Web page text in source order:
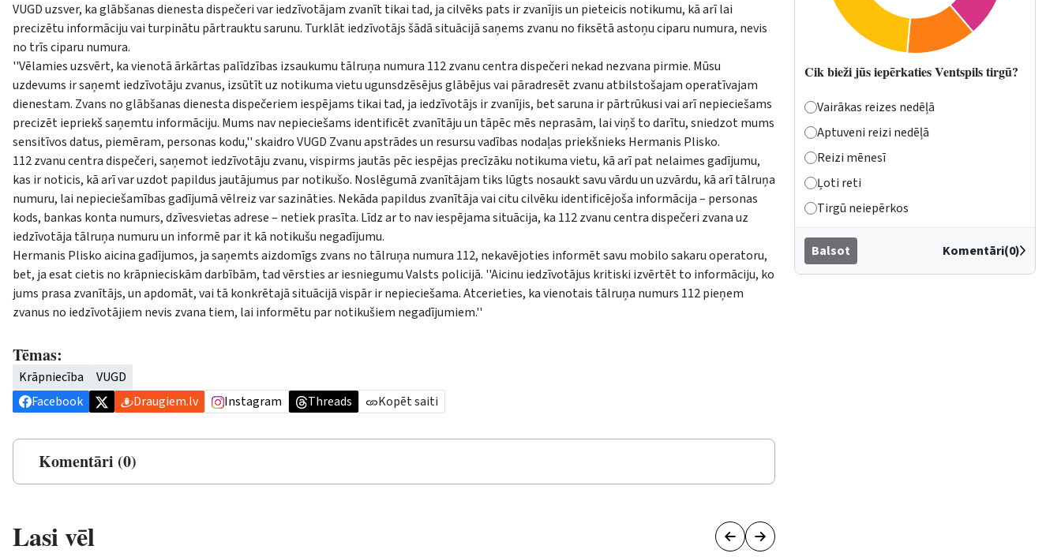
VUGD uzsver, ka glābšanas dienesta dispečeri var iedzīvotājam zvanīt tikai tad, ja cilvēks pats ir zvanījis un pieteicis notikumu, kā arī lai
precizētu informāciju vai turpinātu pārtrauktu sarunu. Turklāt iedzīvotājs šādā situācijā saņems zvanu no fiksētā astoņu ciparu numura, nevis
no trīs ciparu numura.
''Vēlamies uzsvērt, ka vienotā ārkārtas palīdzības izsaukumu tālruņa numura 112 zvanu centra dispečeri nekad nezvana pirmie. Mūsu
uzdevums ir saņemt iedzīvotāju zvanus, izsūtīt uz notikuma vietu ugunsdzēsējus glābējus vai pāradresēt zvanu atbilstošajam operatīvajam
dienestam. Zvans no glābšanas dienesta dispečeriem iespējams tikai tad, ja iedzīvotājs ir zvanījis, bet saruna ir pārtrūkusi vai arī nepieciešams
precizēt iepriekš saņemtu informāciju. Mums nav nepieciešams identificēt zvanītāju un tāpēc mēs neprasām, lai viņš to darītu, sniedzot mums
sensitīvos datus, piemēram, personas kodu,'' skaidro VUGD Zvanu apstrādes un resursu vadības nodaļas priekšnieks Hermanis Plisko.
112 zvanu centra dispečeri, saņemot iedzīvotāju zvanu, vispirms jautās pēc iespējas precīzāku notikuma vietu, kā arī pat nelaimes gadījumu,
kas ir noticis, kā arī var uzdot papildus jautājumus par notikušo. Noslēgumā zvanītājam tiks lūgts nosaukt savu vārdu un uzvārdu, kā arī tālruņa
numuru, lai nepieciešamības gadījumā vēlreiz var sazināties. Nekāda papildus zvanītāja vai citu cilvēku identificējoša informācija – personas
kods, bankas konta numurs, dzīvesvietas adrese – netiek prasīta. Līdz ar to nav iespējama situācija, ka 112 zvanu centra dispečeri zvana uz
iedzīvotāja tālruņa numuru un informē par it kā notikušu negadījumu.
Hermanis Plisko aicina gadījumos, ja saņemts aizdomīgs zvans no tālruņa numura 112, nekavējoties informēt savu mobilo sakaru operatoru,
bet, ja esat cietis no krāpnieciskām darbībām, tad vērsties ar iesniegumu Valsts policijā. ''Aicinu iedzīvotājus kritiski izvērtēt to informāciju, ko
jums prasa zvanītājs, un apdomāt, vai tā konkrētajā situācijā vispār ir nepieciešama. Atcerieties, ka vienotais tālruņa numurs 112 pieņem
zvanus no iedzīvotājiem nevis zvana tiem, lai informētu par notikušiem negadījumiem.''
Tēmas:
Krāpniecība
VUGD
Facebook
Draugiem.lv Instagram Threads Kopēt saiti
Komentāri (0)
Lasi vēl
Cik bieži jūs iepērkaties Ventspils tirgū?
Vairākas reizes nedēļā
Aptuveni reizi nedēļā
Reizi mēnesī
Ļoti reti
Tirgū neiepērkos
Balsot Komentāri(0)